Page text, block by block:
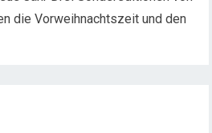
die Vorweihnachtszeit und den